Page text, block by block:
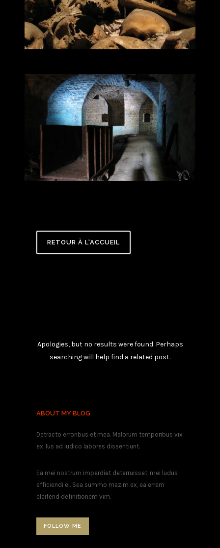
DÉFENSE DE L’OMBRE
RETOUR À L'ACCUEIL
Apologies, but no results were found. Perhaps
searching will help find a related post.
ABOUT MY BLOG
Detracto erroribus et mea. Malorum temporibus vix
ex. Ius ad iudico labores dissentiunt.
Ea mei nostrum imperdiet deterruisset, mei ludus
efficiendi ei. Sea summo mazim ex, ea errem
eleifend definitionem vim.
FOLLOW ME